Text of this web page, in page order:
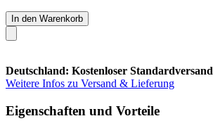
In den Warenkorb
Deutschland: Kostenloser Standardversand
Weitere Infos zu Versand & Lieferung
Eigenschaften und Vorteile